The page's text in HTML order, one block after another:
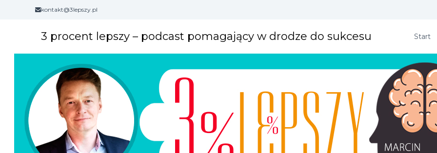
kontakt@3lepszy.pl
3 procent lepszy – podcast pomagający w drodze do sukcesu Start